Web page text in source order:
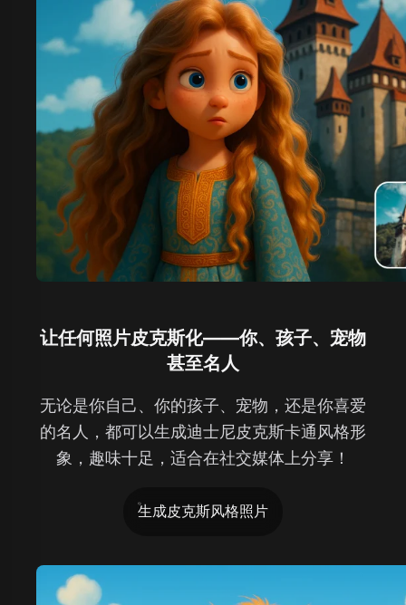
让任何照片皮克斯化——你、孩子、宠物
甚至名人
无论是你自己、你的孩子、宠物，还是你喜爱
的名人，都可以生成迪士尼皮克斯卡通风格形
象，趣味十足，适合在社交媒体上分享！
生成皮克斯风格照片